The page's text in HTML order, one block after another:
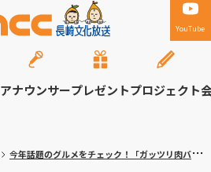
YouTube
アナウンサープレゼントプロジェクト
今年話題のグルメをチェック！「ガッツリ肉バーガー」「焼きたて自家製パン＆ハンバーグ」がランクイン【2025年人気記事ランキング 9位・10位】